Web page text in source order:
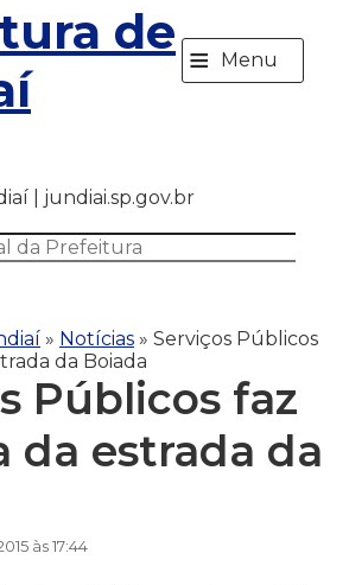
de ≡ Menu
| jundiai.sp.gov.br
» Notícias » Serviços Públicos
da Boiada
Públicos faz
da estrada da
às 17:44